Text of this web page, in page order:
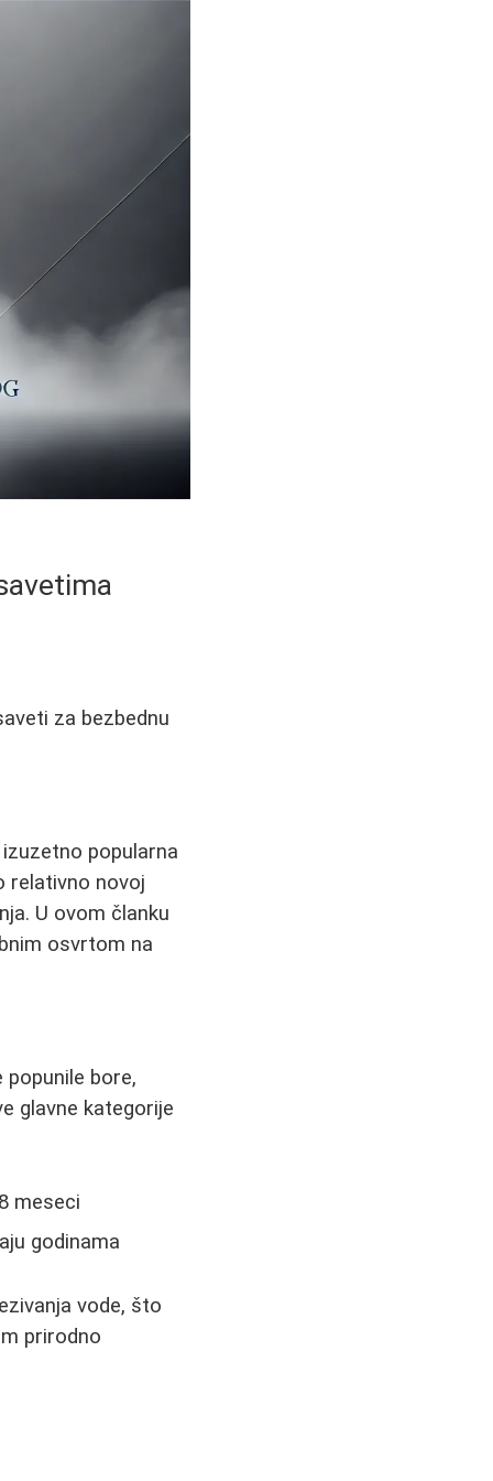
za bezbednu
popularna
relativno novoj
U ovom članku
osvrtom na
bore,
glavne kategorije
meseci
godinama
vode, što
prirodno